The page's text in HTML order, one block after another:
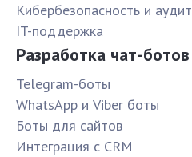
Кибербезопасность и аудит
IT-поддержка
Разработка чат-ботов
Telegram-боты
WhatsApp и Viber боты
Боты для сайтов
Интеграция с CRM